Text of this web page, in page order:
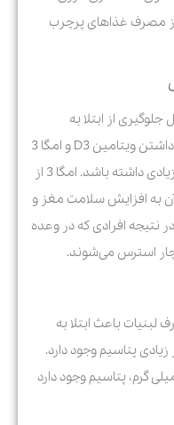
مصرف غذاهای پرچرب
از ابتلا به
افسردگی است. این ماده لبنی به دلیل داشتن ویتامین D3 و امگا 3
می‌تواند در جلوگیری از اضطراب تاثیر زیادی داشته باشد. امگا 3 از
به افزایش سلامت مغز و
افرادی که در وعده
استرس می‌شوند.
باعث ابتلا به
پتاسیم وجود دارد.
هر 100 گرم از این ماده لبنی، 102 میلی گرم، پتاسیم وجود دارد